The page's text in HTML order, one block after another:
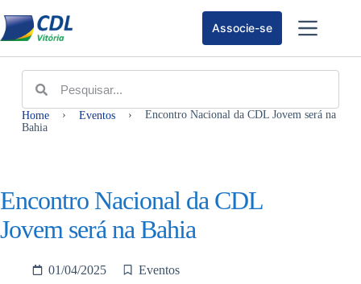
Associe-se
Home › Eventos ›
Encontro Nacional da CDL Jovem será na
Bahia
Encontro Nacional da CDL
Jovem será na Bahia
01/04/2025 Eventos